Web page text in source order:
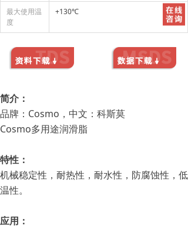
简介：
品牌：Cosmo，中文：科斯莫
Cosmo多用途润滑脂
特性：
机械稳定性，耐热性，耐水性，防腐蚀性，低
温性。
应用：
最大使用温
度
+130℃